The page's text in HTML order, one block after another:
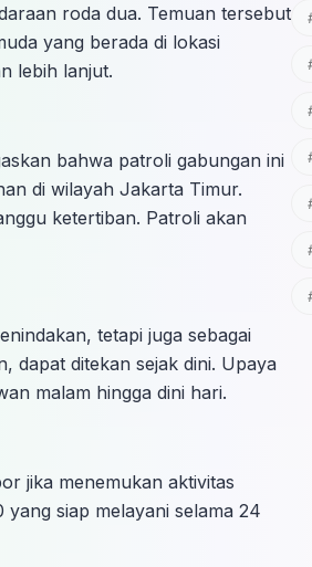
roda dua. Temuan tersebut
yang berada di lokasi
lebih lanjut.
bahwa patroli gabungan ini
di wilayah Jakarta Timur.
ketertiban. Patroli akan
tetapi juga sebagai
dapat ditekan sejak dini. Upaya
malam hingga dini hari.
jika menemukan aktivitas
siap melayani selama 24